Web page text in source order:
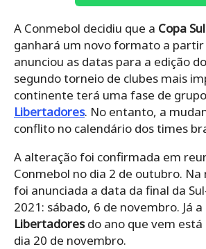
A Conmebol decidiu que a Copa
ganhará um novo formato a partir
anunciou as datas para a edição
segundo torneio de clubes mais
continente terá uma fase de
Libertadores. No entanto, a
conflito no calendário dos times
A alteração foi confirmada em
Conmebol no dia 2 de outubro. Na
foi anunciada a data da final da
2021: sábado, 6 de novembro. Já a
Libertadoresdo ano que vem
dia 20 de novembro.